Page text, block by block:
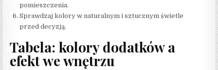
pomieszczenia.
Sprawdzaj kolory w naturalnym i sztucznym świetle
przed decyzją.
Tabela: kolory dodatków a
efekt we wnętrzu